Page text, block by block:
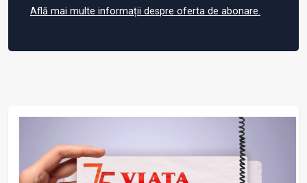
Află mai multe informații despre oferta de abonare.